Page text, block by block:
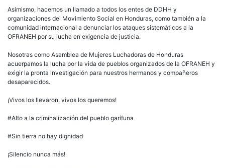
Cruz
y
de
muchos
más
en
Honduras
Asimismo, hacemos un llamado a todos los entes de DDHH y
organizaciones del Movimiento Social en Honduras, como también a la
comunidad internacional a denunciar los ataques sistemáticos a la
OFRANEH por su lucha en exigencia de justicia.
Nosotras como Asamblea de Mujeres Luchadoras de Honduras
acuerpamos la lucha por la vida de pueblos organizados de la OFRANEH y
exigir la pronta investigación para nuestros hermanos y compañeros
desaparecidos.
¡Vivos los llevaron, vivos los queremos!
#Alto a la criminalización del pueblo garífuna
#Sin tierra no hay dignidad
¡Silencio nunca más!